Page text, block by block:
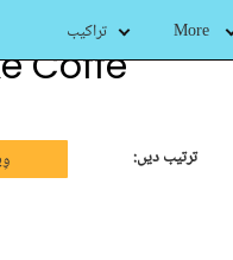
تراکیب More
Coffe
ترتیب دیں: